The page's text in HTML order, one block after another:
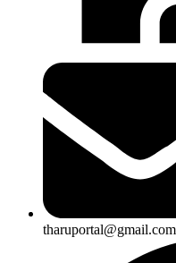
tharuportal@gmail.com